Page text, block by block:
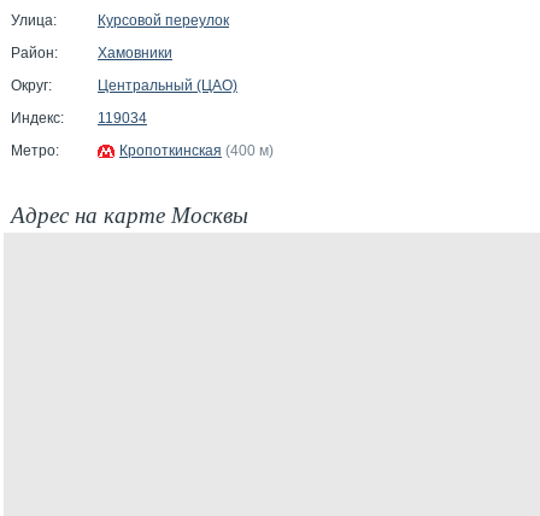
Улица:
Курсовой переулок
Район:
Хамовники
Округ:
Центральный (ЦАО)
Индекс:
119034
Метро:
Кропоткинская (400 м)
Адрес на карте Москвы